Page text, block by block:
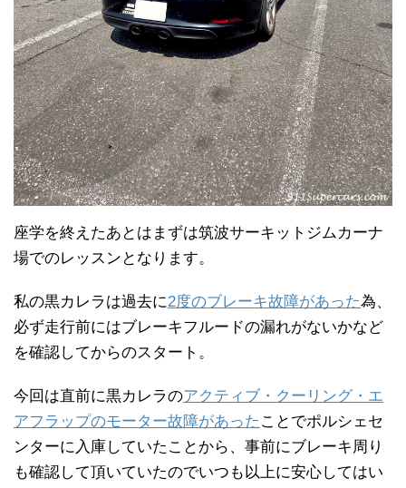
座学を終えたあとはまずは筑波サーキットジムカーナ
場でのレッスンとなります。
私の黒カレラは過去に2度のブレーキ故障があった為、
必ず走行前にはブレーキフルードの漏れがないかなど
を確認してからのスタート。
今回は直前に黒カレラのアクティブ・クーリング・エ
アフラップのモーター故障があった ことでポルシェセ
ンターに入庫していたことから、事前にブレーキ周り
も確認して頂いていたのでいつも以上に安心してはい